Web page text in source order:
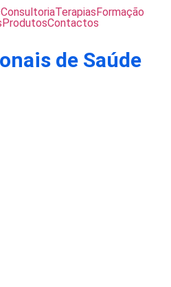
ConsultoriaTerapiasFormação
ProdutosContactos
de Saúde